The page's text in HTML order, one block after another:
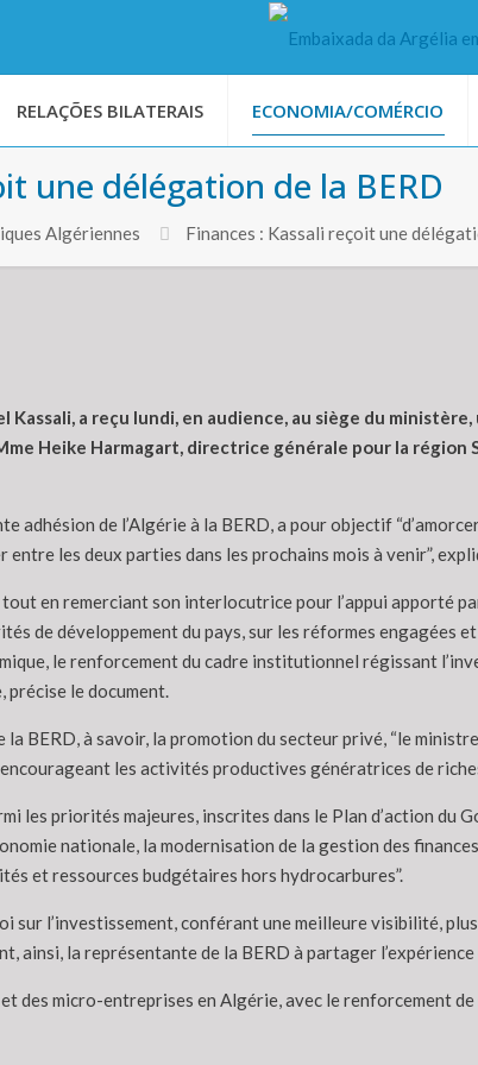
RELAÇÕES BILATERAIS ECONOMIA/COMÉRCIO
une délégation de la BERD
Algériennes Finances : Kassali reçoit une
Kassali, a reçu lundi, en audience, au siège du
Heike Harmagart, directrice générale pour la
adhésion de l’Algérie à la BERD, a pour objectif
les deux parties dans les prochains mois à venir”,
en remerciant son interlocutrice pour l’appui apporté
de développement du pays, sur les réformes engagées
le renforcement du cadre institutionnel régissant
précise le document.
la BERD, à savoir, la promotion du secteur privé, “le
les activités productives génératrices de
les priorités majeures, inscrites dans le Plan d’action
nationale, la modernisation de la gestion des
et ressources budgétaires hors hydrocarbures”.
sur l’investissement, conférant une meilleure visibilité,
ainsi, la représentante de la BERD à partager
des micro-entreprises en Algérie, avec le renforcement